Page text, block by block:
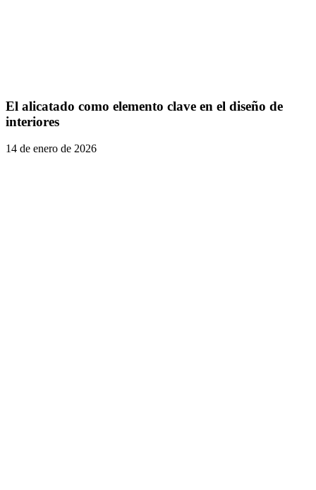
El alicatado como elemento clave en el diseño de
interiores
14 de enero de 2026